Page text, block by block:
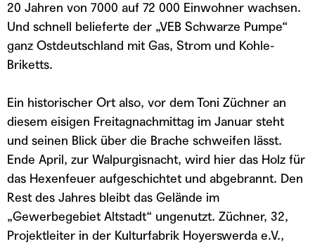
20 Jahren von 7000 auf 72 000 Einwohner wachsen.
Und schnell belieferte der „VEB Schwarze Pumpe“
ganz Ostdeutschland mit Gas, Strom und Kohle-
Briketts.
Ein historischer Ort also, vor dem Toni Züchner an
diesem eisigen Freitagnachmittag im Januar steht
und seinen Blick über die Brache schweifen lässt.
Ende April, zur Walpurgisnacht, wird hier das Holz für
das Hexenfeuer aufgeschichtet und abgebrannt. Den
Rest des Jahres bleibt das Gelände im
„Gewerbegebiet Altstadt“ ungenutzt. Züchner, 32,
Projektleiter in der Kulturfabrik Hoyerswerda e.V.,